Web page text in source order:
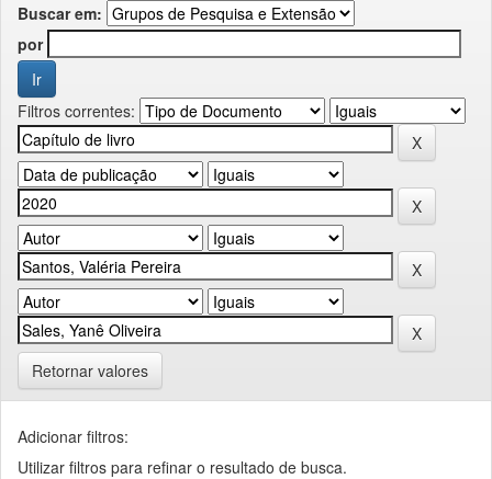
Buscar em:
por
Filtros correntes:
Retornar valores
Adicionar filtros:
Utilizar filtros para refinar o resultado de busca.